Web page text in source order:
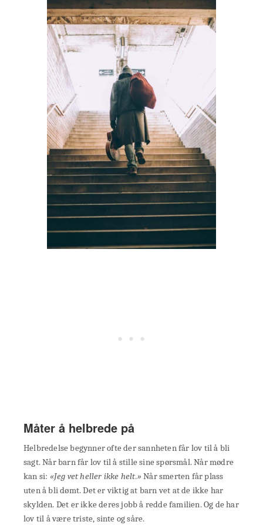
Måter å helbrede på
Helbredelse begynner ofte der sannheten får lov til å bli
sagt. Når barn får lov til å stille sine spørsmål. Når mødre
kan si: «Jeg vet heller ikke helt.» Når smerten får plass
uten å bli dømt. Det er viktig at barn vet at de ikke har
skylden. Det er ikke deres jobb å redde familien. Og de har
lov til å være triste, sinte og såre.